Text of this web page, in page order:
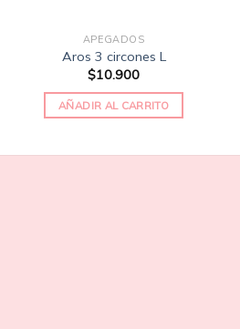
APEGADOS
Aros 3 circones L
$10.900
AÑADIR AL CARRITO